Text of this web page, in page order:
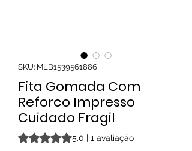
SKU: MLB1539561886
Fita Gomada Com
Reforco Impresso
Cuidado Fragil
A classificação é 5.0 de 5 estrelas com
5.0 | 1 avaliação